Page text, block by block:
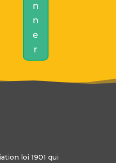
n
n
e
r
loi 1901 qui